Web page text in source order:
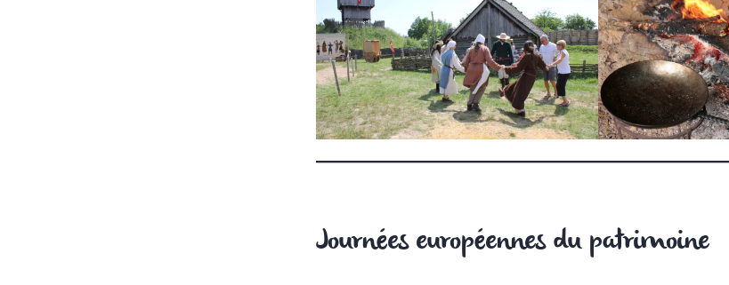
Journées européennes du patrimoine